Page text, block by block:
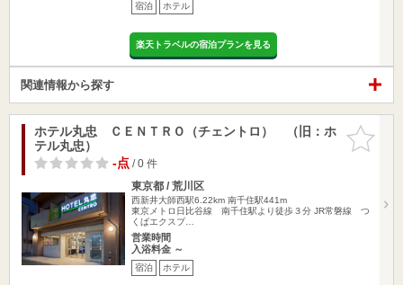
宿泊 ホテル
楽天トラベルの宿泊プランを見る
関連情報から探す
お気に入
りに追加
ホテル丸忠 ＣＥＮＴＲＯ（チェントロ） （旧：ホ
テル丸忠）
-点/ 0 件
東京都 / 荒川区
西新井大師西駅6.22km 南千住駅441m
東京メトロ日比谷線 南千住駅より徒歩３分 JR常磐線 つ
くばエクスプ…
営業時間
入浴料金 ～
宿泊 ホテル